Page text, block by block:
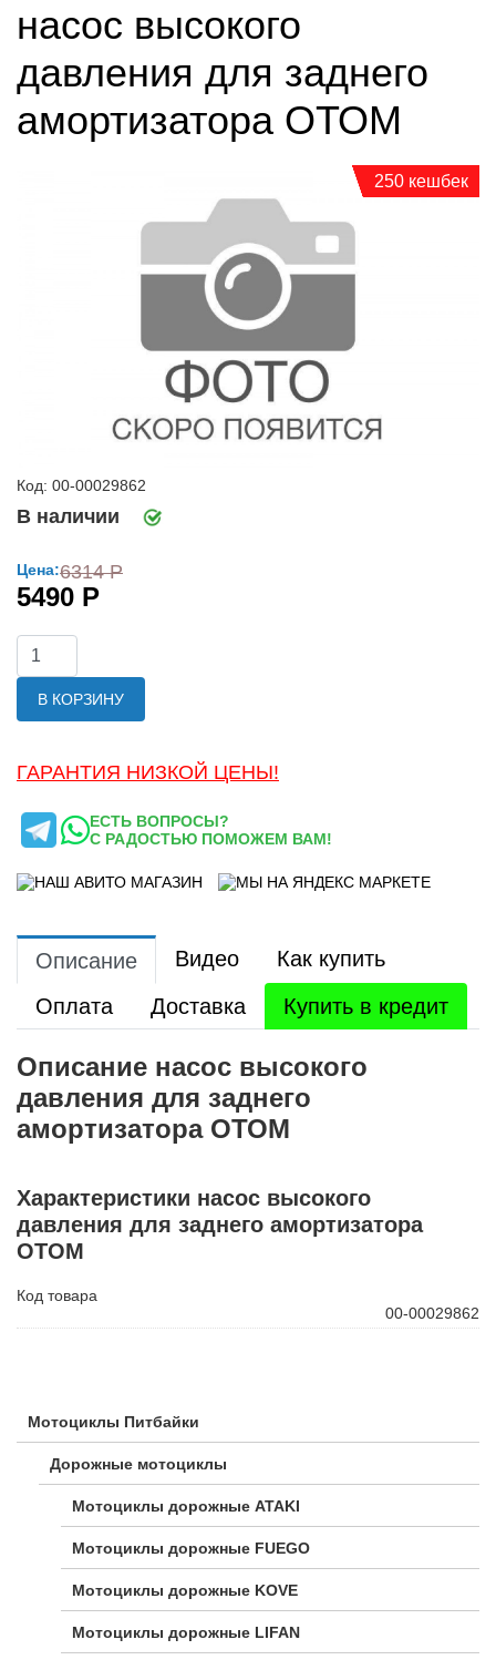
Мотоциклы Питбайки
Дорожные мотоциклы
Мотоциклы дорожные ATAKI
Мотоциклы дорожные FUEGO
Мотоциклы дорожные KOVE
Мотоциклы дорожные LIFAN
насос высокого
давления для заднего
амортизатора ОТОМ
250 кешбек
Код: 00-00029862
В наличии
Цена:6314 Р
5490 Р
В КОРЗИНУ
ГАРАНТИЯ НИЗКОЙ ЦЕНЫ!
ЕСТЬ ВОПРОСЫ?
С РАДОСТЬЮ ПОМОЖЕМ ВАМ!
Описание Видео
Как купить
Оплата
Доставка Купить в кредит
Описание насос высокого
давления для заднего
амортизатора ОТОМ
Характеристики насос высокого
давления для заднего амортизатора
ОТОМ
Код товара
00-00029862